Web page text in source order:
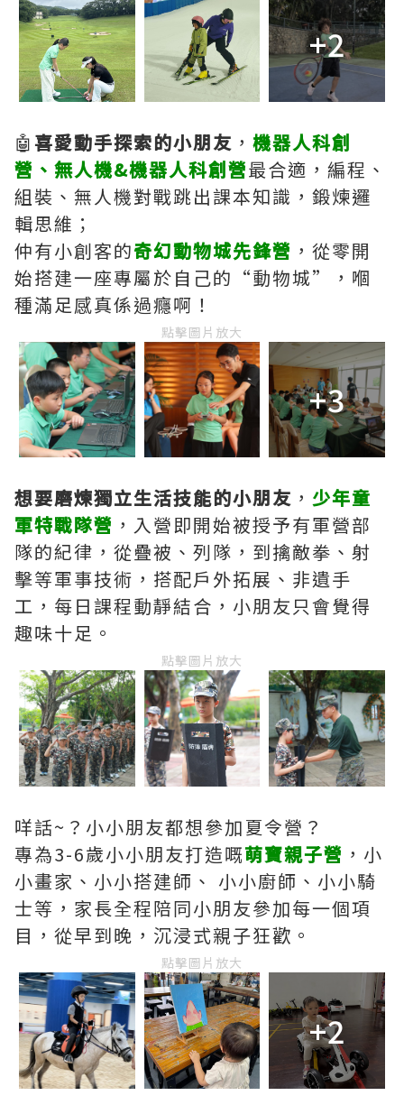
+2
🤖 喜愛動手探索的小朋友 ， 機器人科創
營、無人機&機器人科創營最合適，編程、
組裝、無人機對戰跳出課本知識，鍛煉邏
輯思維；
仲有小創客的奇幻動物城先鋒營 ，從零開
始搭建一座專屬於自己的“動物城”，嗰
種滿足感真係過癮啊！
點擊圖片放大
+3
想要磨煉獨立生活技能的小朋友 ， 少年童
軍特戰隊營 ，入營即開始被授予有軍營部
隊的紀律，從疊被、列隊，到擒敵拳、射
擊等軍事技術，搭配戶外拓展、非遺手
工，每日課程動靜結合，小朋友只會覺得
趣味十足。
點擊圖片放大
咩話~？小小朋友都想參加夏令營？
專為3-6歲小小朋友打造嘅萌寶親子營 ，小
小畫家、小小搭建師、 小小廚師、小小騎
士等，家長全程陪同小朋友參加每一個項
目，從早到晚，沉浸式親子狂歡。
點擊圖片放大
+2